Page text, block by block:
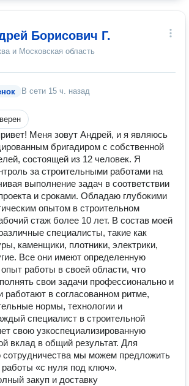
Борисович Г.
и Московская область
В сети 15 ч. назад
Меня зовут Андрей, и я являюсь
бригадиром с собственной
состоящей из 12 человек. Я
за строительными работами на
выполнение задач в соответствии
и сроками. Обладаю глубокими
опытом в строительном
стаж более 10 лет. В состав моей
специалисты, такие как
каменщики, плотники, электрики,
Все они имеют определенную
работы в своей области, что
свои задачи профессионально и
работают в согласованном ритме,
нормы, технологии и
специалист в строительной
свою узкоспециализированную
вклад в общий результат. Для
сотрудничества мы можем предложить
«с нуля под ключ».
закуп и доставку